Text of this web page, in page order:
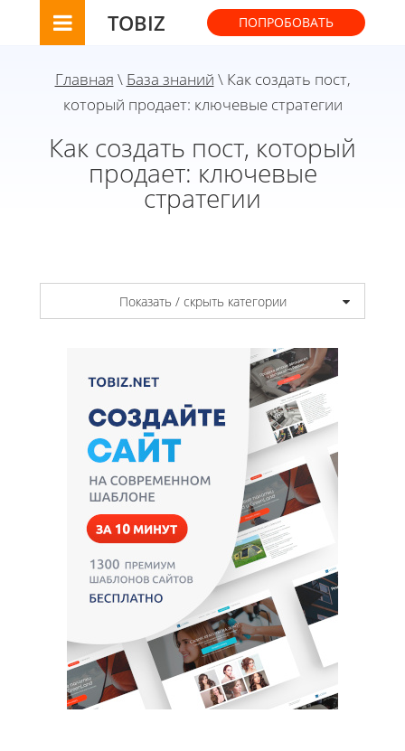
TOBIZ ПОПРОБОВАТЬ
Главная \ База знаний \ Как создать пост,
который продает: ключевые стратегии
Как создать пост, который
продает: ключевые
стратегии
Показать / скрыть категории